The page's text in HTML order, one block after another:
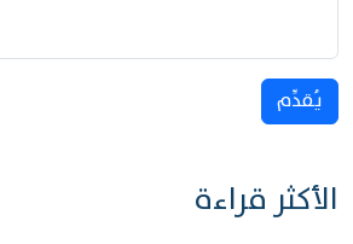
يُقدِّم
الأكثر قراءة